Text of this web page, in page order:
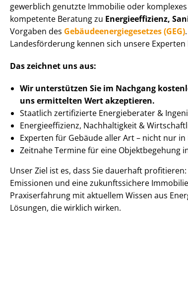
gewerblich genutzte Immobilie oder
kompetente Beratung zu En­er­gie­ef­fi­zi­enz,
Vorgaben des Ge­bäu­de­en­er­gie­ge­set­zes (GEG)
Landesförderung kennen sich unsere
Das zeichnet uns aus:
Wir unterstützen Sie im Nachgang
uns ermittelten Wert akzeptieren.
Staatlich zertifizierte Energieberater &
En­er­gie­ef­fi­zi­enz, Nachhaltigkeit &
Experten für Gebäude aller Art – nicht nur
Zeitnahe Termine für eine Objektbegehung
Unser Ziel ist es, dass Sie dauerhaft
Emissionen und eine zukunftssichere
Praxiserfahrung mit aktuellem Wissen aus
Lösungen, die wirklich wirken.